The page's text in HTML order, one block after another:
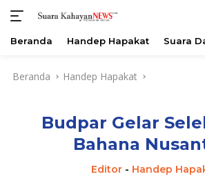
Beranda Handep Hapakat Suara
Beranda Handep Hapakat
Budpar Gelar
Bahana
Editor- Handep